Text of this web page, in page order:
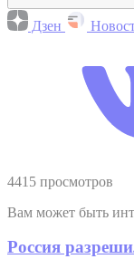
Дзен
4415 просмотров
Вам может быть
Россия